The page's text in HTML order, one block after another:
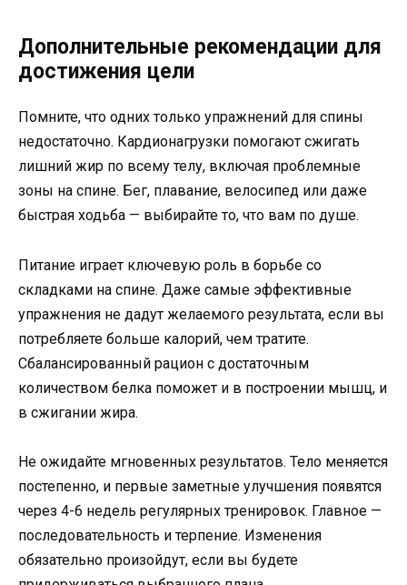
Дополнительные рекомендации для
достижения цели
Помните, что одних только упражнений для спины
недостаточно. Кардионагрузки помогают сжигать
лишний жир по всему телу, включая проблемные
зоны на спине. Бег, плавание, велосипед или даже
быстрая ходьба — выбирайте то, что вам по душе.
Питание играет ключевую роль в борьбе со
складками на спине. Даже самые эффективные
упражнения не дадут желаемого результата, если вы
потребляете больше калорий, чем тратите.
Сбалансированный рацион с достаточным
количеством белка поможет и в построении мышц, и
в сжигании жира.
Не ожидайте мгновенных результатов. Тело меняется
постепенно, и первые заметные улучшения появятся
через 4-6 недель регулярных тренировок. Главное —
последовательность и терпение. Изменения
обязательно произойдут, если вы будете